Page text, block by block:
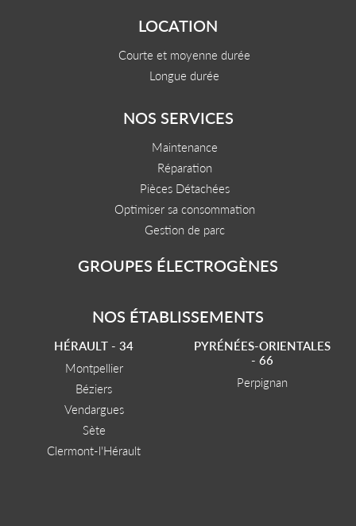
LOCATION
Courte et moyenne durée
Longue durée
NOS SERVICES
Maintenance
Réparation
Pièces Détachées
Optimiser sa consommation
Gestion de parc
GROUPES ÉLECTROGÈNES
NOS ÉTABLISSEMENTS
HÉRAULT - 34
Montpellier
Béziers
Vendargues
Sète
Clermont-l'Hérault
PYRÉNÉES-ORIENTALES
- 66
Perpignan